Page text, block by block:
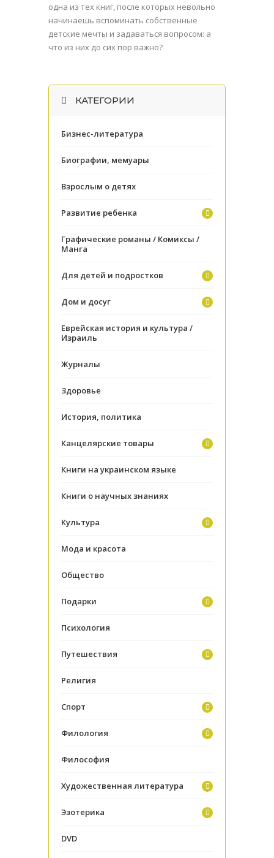
одна из тех книг, после которых невольно
начинаешь вспоминать собственные
детские мечты и задаваться вопросом: а
что из них до сих пор важно?
КАТЕГОРИИ
Бизнес-литература
Биографии, мемуары
Взрослым о детях
Развитие ребенка
Графические романы / Комиксы /
Манга
Для детей и подростков
Дом и досуг
Еврейская история и культура /
Израиль
Журналы
Здоровье
История, политика
Канцелярские товары
Книги на украинском языке
Книги о научных знаниях
Культура
Мода и красота
Общество
Подарки
Психология
Путешествия
Религия
Спорт
Филология
Философия
Художественная литература
Эзотерика
DVD